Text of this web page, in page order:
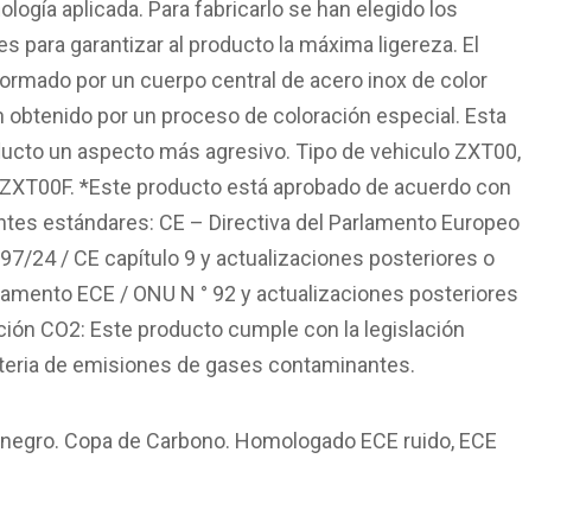
aplicada. Para fabricarlo se han elegido los
para garantizar al producto la máxima ligereza. El
por un cuerpo central de acero inox de color
obtenido por un proceso de coloración especial. Esta
un aspecto más agresivo. Tipo de vehiculo ZXT00,
*Este producto está aprobado de acuerdo con
estándares: CE – Directiva del Parlamento Europeo
24 / CE capítulo 9 y actualizaciones posteriores o
ECE / ONU N ° 92 y actualizaciones posteriores
CO2: Este producto cumple con la legislación
de emisiones de gases contaminantes.
Copa de Carbono. Homologado ECE ruido, ECE